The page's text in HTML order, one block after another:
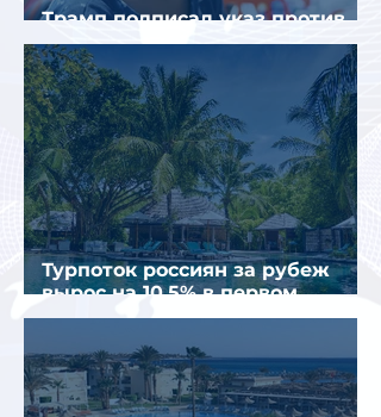
Трамп подписал указ против
«родильного туризма» в США
Турпоток россиян за рубеж
вырос на 10,5% в первом
полугодии 2026 года